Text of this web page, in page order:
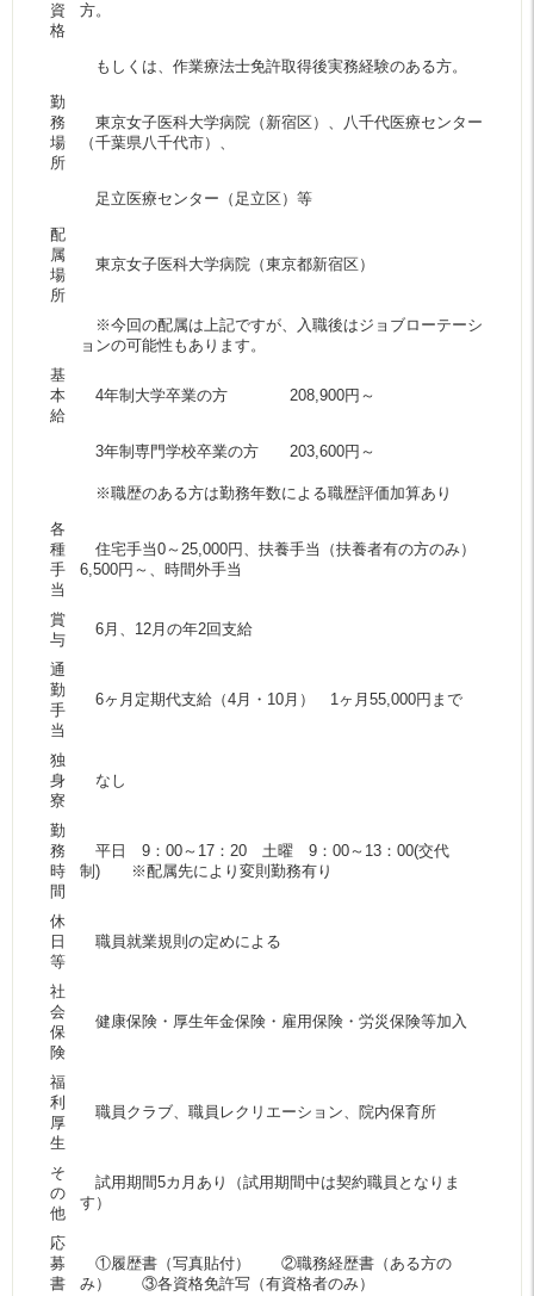
資
格
方。
もしくは、作業療法士免許取得後実務経験のある方。
勤
務
場
所
東京女子医科大学病院（新宿区）、八千代医療センター
（千葉県八千代市）、
足立医療センター（足立区）等
配
属
場
所
東京女子医科大学病院（東京都新宿区）
※今回の配属は上記ですが、入職後はジョブローテーシ
ョンの可能性もあります。
基
本
給
4年制大学卒業の方 208,900円～
3年制専門学校卒業の方 203,600円～
※職歴のある方は勤務年数による職歴評価加算あり
各
種
手
当
住宅手当0～25,000円、扶養手当（扶養者有の方のみ）
6,500円～、時間外手当
賞
与
6月、12月の年2回支給
通
勤
手
当
6ヶ月定期代支給（4月・10月） 1ヶ月55,000円まで
独
身
寮
なし
勤
務
時
間
平日 9：00～17：20 土曜 9：00～13：00(交代
制) ※配属先により変則勤務有り
休
日
等
職員就業規則の定めによる
社
会
保
険
健康保険・厚生年金保険・雇用保険・労災保険等加入
福
利
厚
生
職員クラブ、職員レクリエーション、院内保育所
そ
の
他
試用期間5カ月あり（試用期間中は契約職員となりま
す）
応
募
書
①履歴書（写真貼付） ②職務経歴書（ある方の
み） ③各資格免許写（有資格者のみ）